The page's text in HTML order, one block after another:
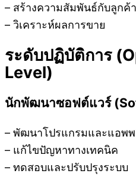
– สร้างความสัมพันธ์กับลูกค้า
– วิเคราะห์ผลการขาย
ระดับปฏิบัติการ
Level)
นักพัฒนาซอฟต์แวร์
– พัฒนาโปรแกรมและแอพ
– แก้ไขปัญหาทางเทคนิค
– ทดสอบและปรับปรุงระบบ